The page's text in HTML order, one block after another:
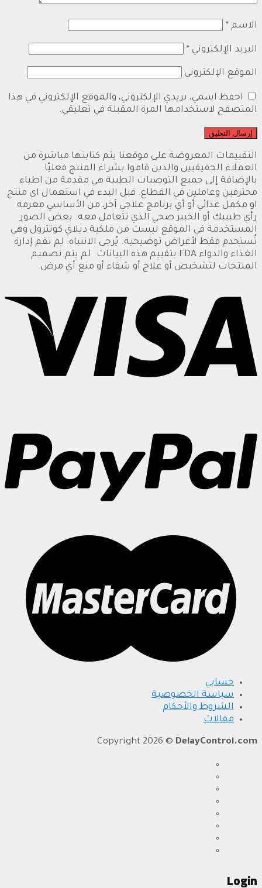
الاسم *
البريد الإلكتروني *
الموقع الإلكتروني
احفظ اسمي، بريدي الإلكتروني، والموقع الإلكتروني في هذا
المتصفح لاستخدامها المرة المقبلة في تعليقي.
التقييمات المعروضة على موقعنا يتم كتابتها مباشرة من
العملاء الحقيقيين والذين قاموا بشراء المنتج فعليّا.
بالإضافة إلى جميع التوصيات الطبية هي مقدمة من اطباء
محترفين وعاملين في القطاع. قبل البدء في استعمال اي منتج
او مكمل غذائي أو أي برنامج علاجي آخر، من الأساسي معرفة
رأي طبيبك أو الخبير صحي الذي تتعامل معه. بعض الصور
المستخدمة في الموقع ليست من ملكية ديلاي كونترول وهي
تُستخدم فقط لأغراض توضيحية. يُرجى الانتباه: لم تقم إدارة
الغذاء والدواء FDA بتقييم هذه البيانات. لم يتم تصميم
المنتجات لتشخيص أو علاج أو شفاء أو منع أي مرض.
حسابي
سياسة الخصوصية
الشروط والأحكام
مقالات
Copyright 2026 © DelayControl.com
Login